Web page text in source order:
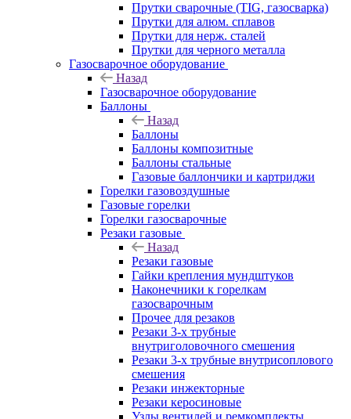
Прутки сварочные (TIG, газосварка)
Прутки для алюм. сплавов
Прутки для нерж. сталей
Прутки для черного металла
Газосварочное оборудование
Назад
Газосварочное оборудование
Баллоны
Назад
Баллоны
Баллоны композитные
Баллоны стальные
Газовые баллончики и картриджи
Горелки газовоздушные
Газовые горелки
Горелки газосварочные
Резаки газовые
Назад
Резаки газовые
Гайки крепления мундштуков
Наконечники к горелкам
газосварочным
Прочее для резаков
Резаки 3-х трубные
внутриголовочного смешения
Резаки 3-х трубные внутрисоплового
смешения
Резаки инжекторные
Резаки керосиновые
Узлы вентилей и ремкомплекты